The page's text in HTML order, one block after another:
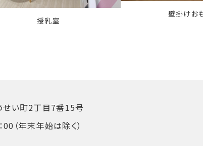
授乳室
壁掛けお
せい町2丁目7番15号
（年末年始は除く）